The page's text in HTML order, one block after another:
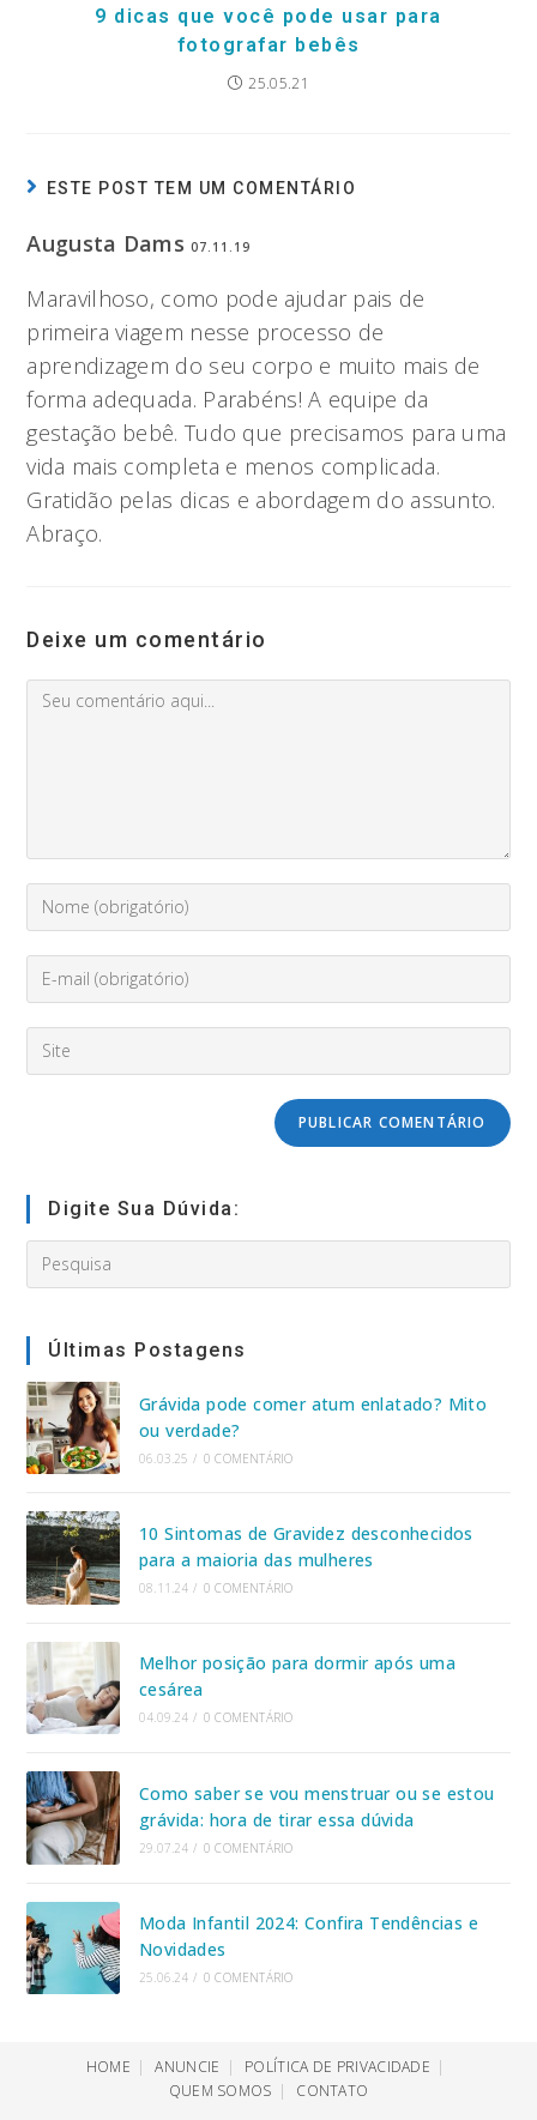
9 dicas que você pode usar para
fotografar bebês
25.05.21
ESTE POST TEM UM COMENTÁRIO
Augusta Dams 07.11.19
Maravilhoso, como pode ajudar pais de
primeira viagem nesse processo de
aprendizagem do seu corpo e muito mais de
forma adequada. Parabéns! A equipe da
gestação bebê. Tudo que precisamos para uma
vida mais completa e menos complicada.
Gratidão pelas dicas e abordagem do assunto.
Abraço.
Deixe um comentário
Comment
Digite
seu
ou
nome
de
usuário
para
Enter
your
address
to
Digite
(opcional)
Digite Sua Dúvida:
Search
this
Últimas Postagens
Grávida pode comer atum enlatado? Mito
ou verdade?
06.03.25 / 0 COMENTÁRIO
10 Sintomas de Gravidez desconhecidos
para a maioria das mulheres
08.11.24 / 0 COMENTÁRIO
Melhor posição para dormir após uma
cesárea
04.09.24 / 0 COMENTÁRIO
Como saber se vou menstruar ou se estou
grávida: hora de tirar essa dúvida
29.07.24 / 0 COMENTÁRIO
Moda Infantil 2024: Confira Tendências e
Novidades
25.06.24 / 0 COMENTÁRIO
HOME ANUNCIE
POLÍTICA DE PRIVACIDADE
QUEM SOMOS
CONTATO